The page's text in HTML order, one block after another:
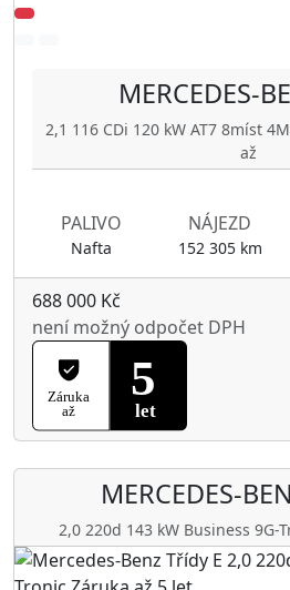
MERCEDES-
2,1 116 CDi 120 kW AT7 8míst
až
PALIVO
Nafta
NÁJEZD
152 305 km
688 000 Kč
není možný odpočet DPH
MERCEDES-
2,0 220d 143 kW Business 9G-